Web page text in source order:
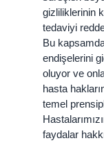
gizliliklerinin
tedaviyi
Bu
endişelerini
oluyor ve
hasta
temel
faydalar